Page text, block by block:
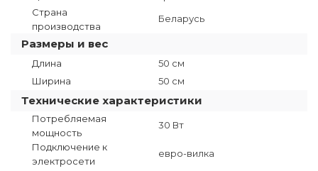
Страна
производства
Беларусь
Размеры и вес
Длина
50 см
Ширина
50 см
Технические характеристики
Потребляемая
мощность
30 Вт
Подключение к
электросети
евро-вилка